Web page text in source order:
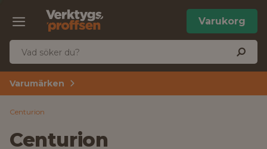
Varukorg
Varumärken
Centurion
Centurion